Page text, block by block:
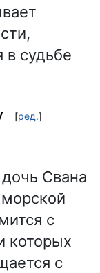
в судьбе
[ред.]
Свана
с
которых
с